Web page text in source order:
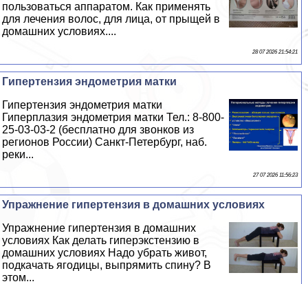
пользоваться аппаратом. Как применять
для лечения волос, для лица, от прыщей в
домашних условиях....
28 07 2026 21:54:21
Гипертензия эндометрия матки
Гипертензия эндометрия матки
Гиперплазия эндометрия матки Тел.: 8-800-
25-03-03-2 (бесплатно для звонков из
регионов России) Санкт-Петербург, наб.
реки...
27 07 2026 11:56:23
Упражнение гипертензия в домашних условиях
Упражнение гипертензия в домашних
условиях Как делать гиперэкстензию в
домашних условиях Надо убрать живот,
подкачать ягoдицы, выпрямить спину? В
этом...